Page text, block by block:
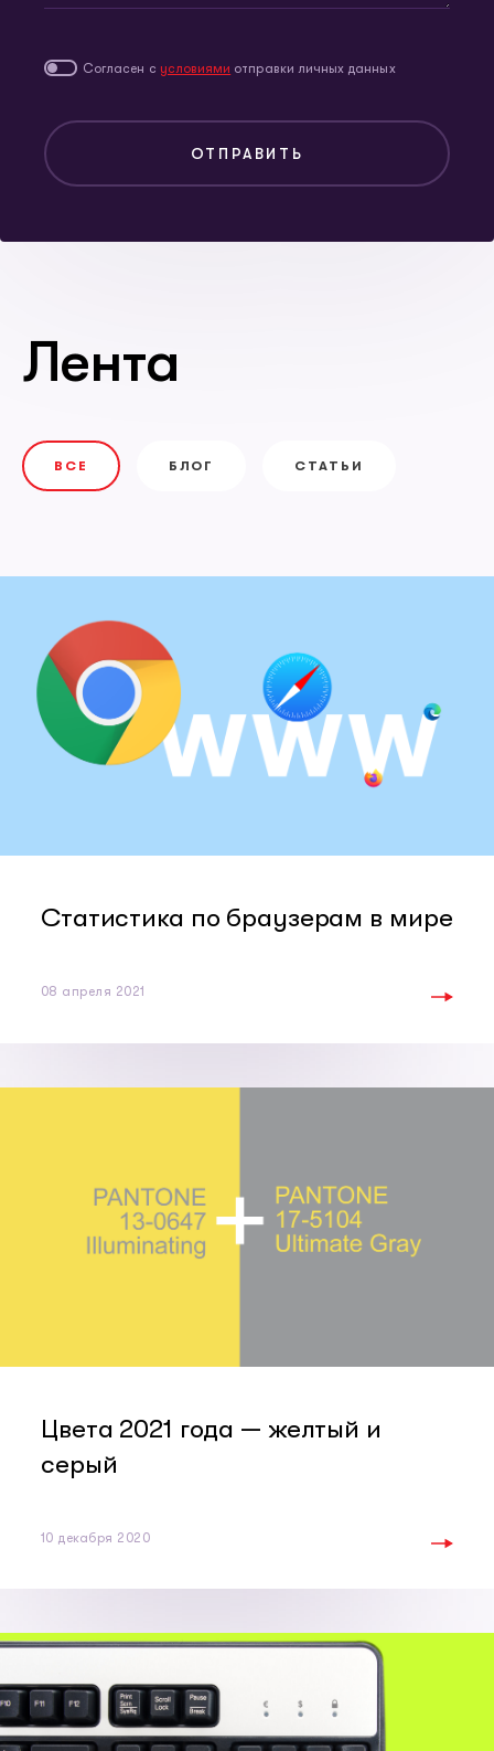
Согласен с условиями отправки личных данных
ОТПРАВИТЬ
Лента
ВСЕ БЛОГ СТАТЬИ
Статистика по браузерам в мире
08 апреля 2021
Цвета 2021 года — желтый и
серый
10 декабря 2020